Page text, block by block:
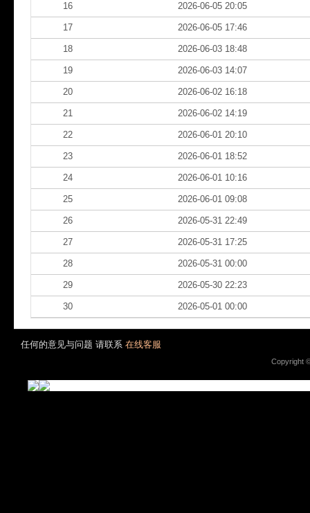
16 2026-06-05 20:05
17 2026-06-05 17:46
18 2026-06-03 18:48
19 2026-06-03 14:07
20 2026-06-02 16:18
21 2026-06-02 14:19
22 2026-06-01 20:10
23 2026-06-01 18:52
24 2026-06-01 10:16
25 2026-06-01 09:08
26 2026-05-31 22:49
27 2026-05-31 17:25
28 2026-05-31 00:00
29 2026-05-30 22:23
30 2026-05-01 00:00
任何的意见与问题 请联系 在线客服
Copyright